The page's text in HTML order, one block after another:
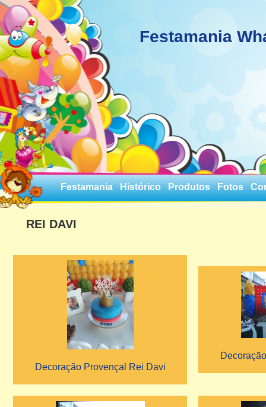
Festamania
Festamania Histórico Produtos Fotos
REI DAVI
Decoração Provençal Rei Davi